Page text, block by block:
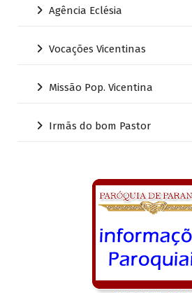
Agência Eclésia
Vocações Vicentinas
Missão Pop. Vicentina
Irmãs do bom Pastor